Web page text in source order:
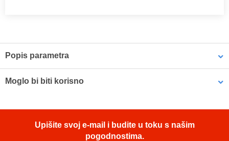
Popis parametra
Proizvođač
Moglo bi biti korisno
Upišite svoj e-mail i budite u toku s našim
pogodnostima.